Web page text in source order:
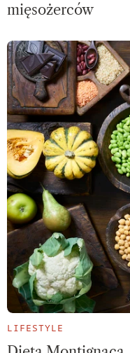
mięsożerców
LIFESTYLE